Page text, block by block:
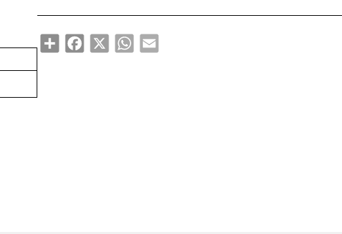
Ribon Genişliği:112 mm (maks) - 50.8 mm (min)
Share Facebook
X WhatsApp
Email